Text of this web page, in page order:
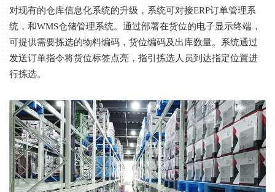
对现有的仓库信息化系统的升级，系统可对接ERP订单管理系
统，和WMS仓储管理系统。通过部署在货位的电子显示终端，
可提供需要拣选的物料编码，货位编码及出库数量。系统通过
发送订单指令将货位标签点亮，指引拣选人员到达指定位置进
行拣选。